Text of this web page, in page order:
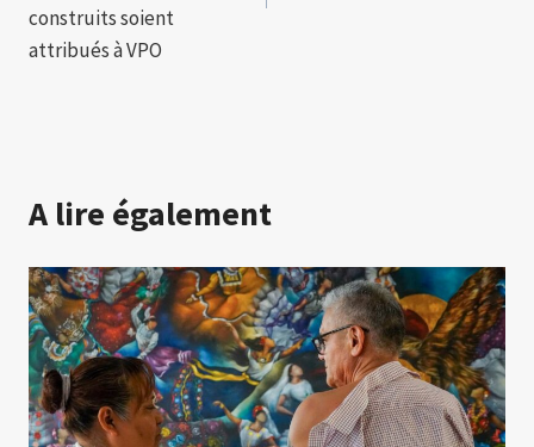
construits soient
attribués à VPO
A lire également